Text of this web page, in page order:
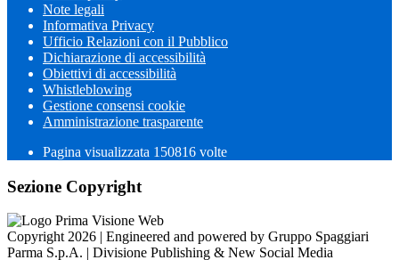
Note legali
Informativa Privacy
Ufficio Relazioni con il Pubblico
Dichiarazione di accessibilità
Obiettivi di accessibilità
Whistleblowing
Gestione consensi cookie
Amministrazione trasparente
Pagina visualizzata 150816 volte
Sezione Copyright
Copyright 2026 | Engineered and powered by Gruppo Spaggiari
Parma S.p.A. | Divisione Publishing & New Social Media